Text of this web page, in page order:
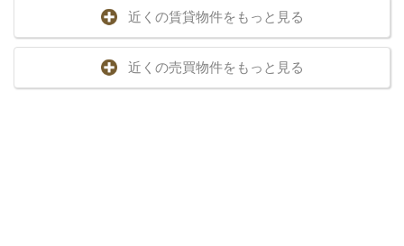
近くの賃貸物件をもっと見る
近くの売買物件をもっと見る